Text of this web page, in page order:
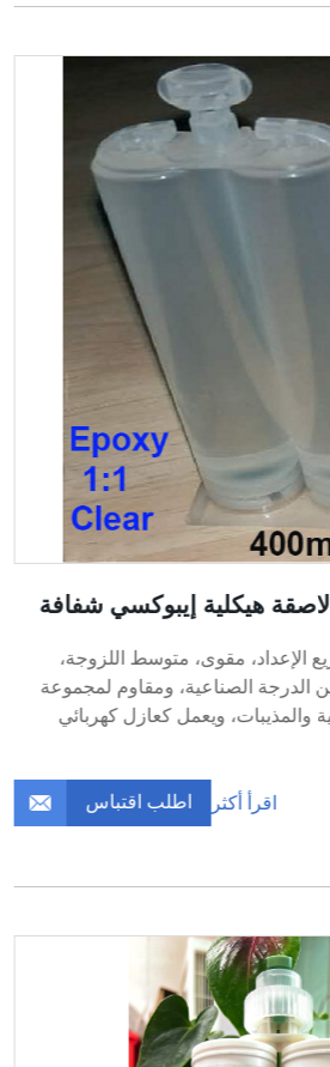
مكونين 1:1، سريع الإعداد، مقوى، متوسط ​​اللزوجة،
الصناعية، ومقاوم لمجموعة
والمذيبات، ويعمل كعازل كهربائي
اقرأ أكثر اطلب اقتباس